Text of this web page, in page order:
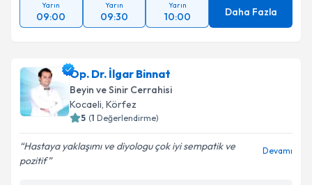
Yarın
09:00
Yarın
09:30
Yarın
10:00 Daha Fazla
Op. Dr. İlgar Binnat
Beyin ve Sinir Cerrahisi
Kocaeli, Körfez
5 (1 Değerlendirme)
Hastaya yaklaşımı ve diyologu çok iyi sempatik ve
pozitif
Devamı